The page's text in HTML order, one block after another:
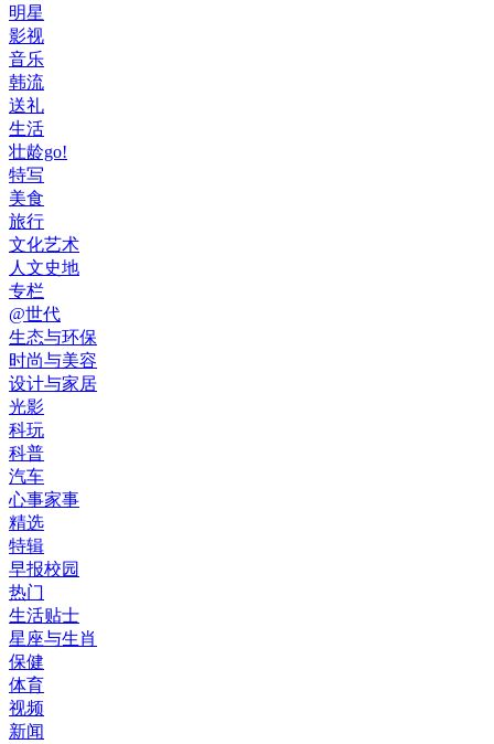
明星
影视
音乐
韩流
送礼
生活
壮龄go!
特写
美食
旅行
文化艺术
人文史地
专栏
@世代
生态与环保
时尚与美容
设计与家居
光影
科玩
科普
汽车
心事家事
精选
特辑
早报校园
热门
生活贴士
星座与生肖
保健
体育
视频
新闻